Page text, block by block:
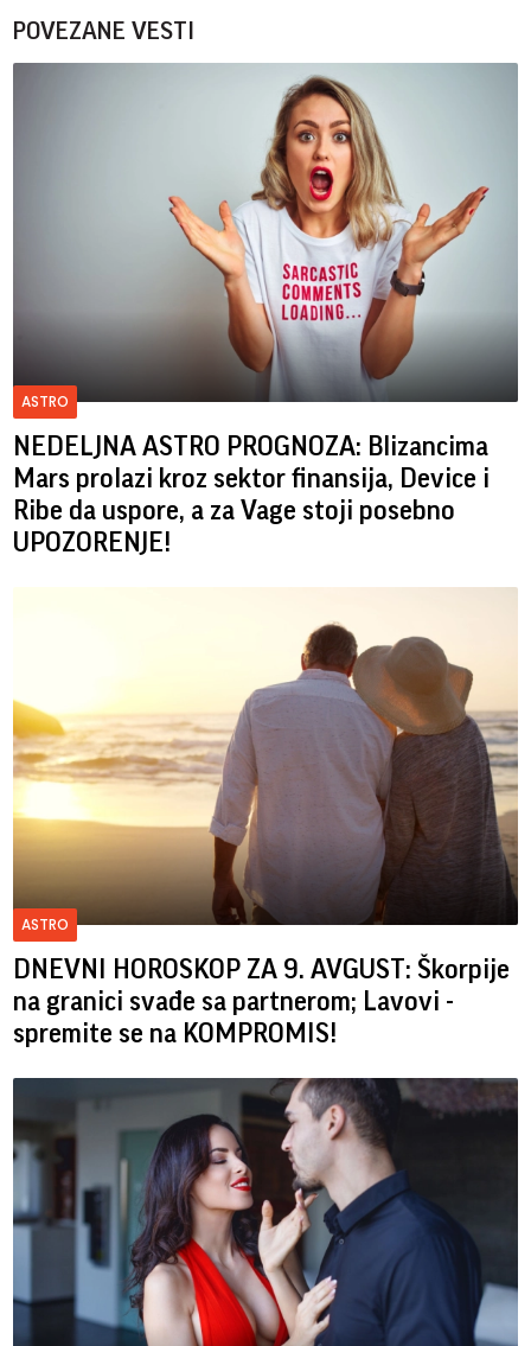
POVEZANE VESTI
ASTRO
NEDELJNA ASTRO PROGNOZA: Blizancima
Mars prolazi kroz sektor finansija, Device i
Ribe da uspore, a za Vage stoji posebno
UPOZORENJE!
ASTRO
DNEVNI HOROSKOP ZA 9. AVGUST: Škorpije
na granici svađe sa partnerom; Lavovi -
spremite se na KOMPROMIS!